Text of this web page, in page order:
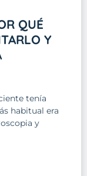
QUÉ
Y
tenía
habitual era
y